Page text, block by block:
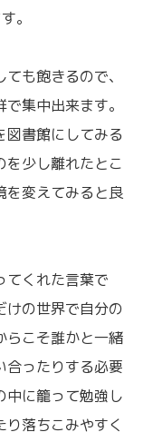
。
も飽きるので、
集中出来ます。
図書館にしてみる
を少し離れたとこ
を変えてみると良
てくれた言葉で
けの世界で自分の
らこそ誰かと一緒
合ったりする必要
中に籠って勉強し
落ちこみやすく